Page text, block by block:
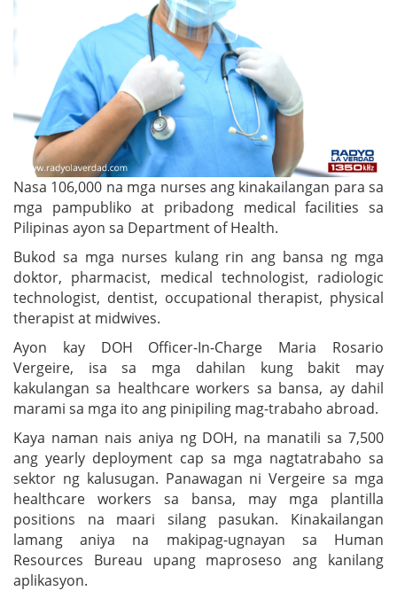
Nasa 106,000 na mga nurses ang kinakailangan para sa
mga pampubliko at pribadong medical facilities sa
Pilipinas ayon sa Department of Health.
Bukod sa mga nurses kulang rin ang bansa ng mga
doktor, pharmacist, medical technologist, radiologic
technologist, dentist, occupational therapist, physical
therapist at midwives.
Ayon kay DOH Officer-In-Charge Maria Rosario
Vergeire, isa sa mga dahilan kung bakit may
kakulangan sa healthcare workers sa bansa, ay dahil
marami sa mga ito ang pinipiling mag-trabaho abroad.
Kaya naman nais aniya ng DOH, na manatili sa 7,500
ang yearly deployment cap sa mga nagtatrabaho sa
sektor ng kalusugan. Panawagan ni Vergeire sa mga
healthcare workers sa bansa, may mga plantilla
positions na maari silang pasukan. Kinakailangan
lamang aniya na makipag-ugnayan sa Human
Resources Bureau upang maproseso ang kanilang
aplikasyon.